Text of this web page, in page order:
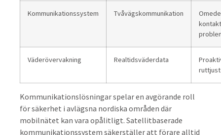
Kommunikationssystem Tvåvägskommunikation
Väderövervakning Realtidsväderdata
Kommunikationslösningar spelar en avgörande roll
för säkerhet i avlägsna nordiska områden där
mobilnätet kan vara opålitligt. Satellitbaserade
kommunikationssystem säkerställer att förare alltid